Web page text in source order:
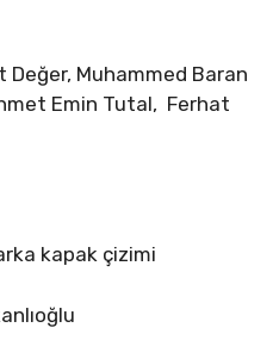
Değer, Muhammed Baran
Emin Tutal, Ferhat
kapak çizimi